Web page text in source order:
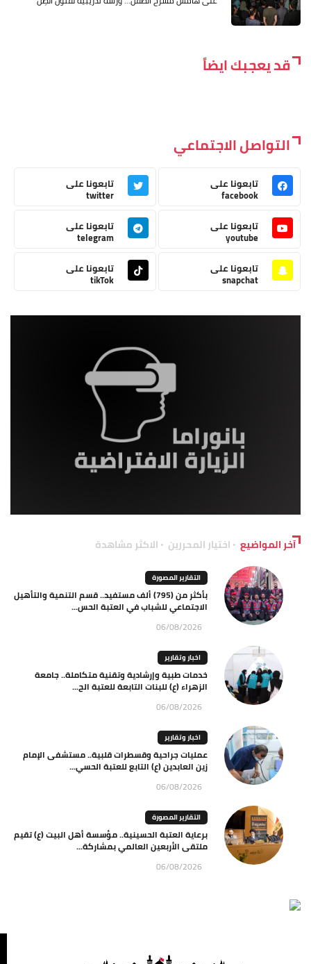
قد يعجبك ايضاً
التواصل الاجتماعي
تابعونا على
facebook
تابعونا على
twitter
تابعونا على
youtube
تابعونا على
telegram
تابعونا على
snapchat
تابعونا على
tikTok
آخر المواضيع اختيار المحررين الاكثر مشاهدة
التقارير المصورة
بأكثر من (795) ألف مستفيد.. قسم التنمية والتأهيل
الاجتماعي للشباب في العتبة الحس...
06/08/2026
اخبار وتقارير
خدمات طبية وإرشادية وتقنية متكاملة.. جامعة
الزهراء (ع) للبنات التابعة للعتبة الح...
06/08/2026
اخبار وتقارير
عمليات جراحية وقسطرات قلبية.. مستشفى الإمام
زين العابدين (ع) التابع للعتبة الحسي...
06/08/2026
التقارير المصورة
برعاية العتبة الحسينية.. مؤسسة أهل البيت (ع) تقيم
ملتقى الأربعين العالمي بمشاركة...
06/08/2026